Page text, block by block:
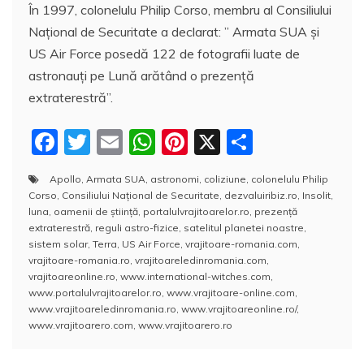
În 1997, colonelulu Philip Corso, membru al Consiliului
Naţional de Securitate a declarat: ” Armata SUA şi
US Air Force posedă 122 de fotografii luate de
astronauţi pe Lună arătând o prezenţă
extraterestră”.
F
a
c
e
b
o
o
k
T
itt
er
E
m
ai
l
W
h
at
s
A
p
p
Pi
nt
er
e
st
X
a
rt
aj
e
a
z
ă
Apollo Armata SUA astronomi coliziune colonelulu Philip
Corso Consiliului Naţional de Securitate dezvaluiribiz.ro Insolit
luna oamenii de ştiinţă portalulvrajitoarelor.ro prezenţă
extraterestră reguli astro-fizice satelitul planetei noastre
sistem solar, Terra US Air Force vrajitoare-romania.com
vrajitoare-romania.ro vrajitoareledinromania.com
vrajitoareonline.ro www.international-witches.com
www.portalulvrajitoarelor.ro www.vrajitoare-online.com
www.vrajitoareledinromania.ro www.vrajitoareonline.ro/,
www.vrajitoarero.com www.vrajitoarero.ro